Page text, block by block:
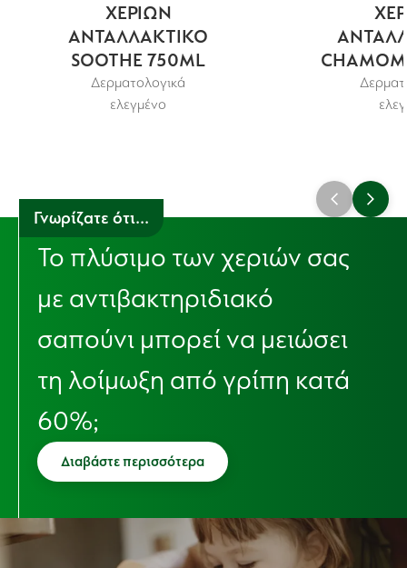
ΧΕΡΙΩΝ
ΑΝΤΑΛΛΑΚΤΙΚΟ
SOOTHE 750ML
Δερματολογικά
ελεγμένο
Γνωρίζατε ότι...
Το πλύσιμο των χεριών σας
με αντιβακτηριδιακό
σαπούνι μπορεί να μειώσει
τη λοίμωξη από γρίπη κατά
60%;
Διαβάστε περισσότερα